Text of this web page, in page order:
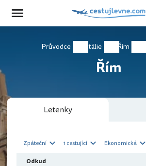
Průvodce Itálie Řím
Řím
Letenky
Zpáteční 1 cestující Ekonomická
Odkud